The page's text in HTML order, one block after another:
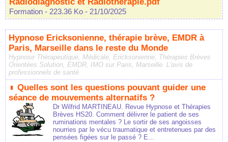
Formation - 223.36 Ko - 21/10/2025
Hypnose Ericksonienne, thérapie brève, EMDR à
Paris, Marseille dans le reste du Monde
Hypnose Thérapeutique, Médicale, Ericksonienne, Thérapies Brèves
Orientées Solution, EMDR, IMO sur Paris, Marseille. L'avis de
professionnels de santé
Quelles sont les questions pouvant guider une
séance de mouvements alternatifs ?
Dr Wilfrid MARTINEAU. Revue Hypnose et Thérapies
Brèves HS20. Comment délivrer le patient de ses
ruminations mentales ? Le sortir de ses angoisses
nourries par le vécu traumatique et entretenues par des
pensées figées sur le passé ? E...